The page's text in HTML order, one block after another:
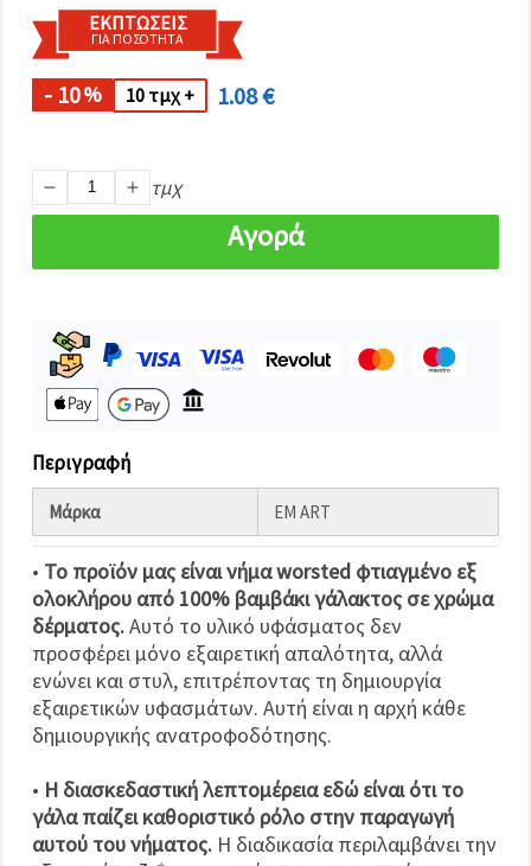
cookies
κάνοντας
κλικ στον
καθορίστε
επιλέγοντας
κουμπί
Αποθήκευση.
Αποδέχομαι
Ρυθμίσεις
ΕΚΠΤΏΣΕΙΣ
ΓΙΑ ΠΟΣΌΤΗΤΑ
- 10% 10 τμχ + 1.08 €
τμχ
Αγορά
Περιγραφή
Μάρκα EM ART
• Το προϊόν μας είναι νήμα worsted φτιαγμένο εξ
ολοκλήρου από 100% βαμβάκι γάλακτος σε χρώμα
δέρματος.Αυτό το υλικό υφάσματος δεν
προσφέρει μόνο εξαιρετική απαλότητα, αλλά
ενώνει και στυλ, επιτρέποντας τη δημιουργία
εξαιρετικών υφασμάτων. Αυτή είναι η αρχή κάθε
δημιουργικής ανατροφοδότησης.
• Η διασκεδαστική λεπτομέρεια εδώ είναι ότι το
γάλα παίζει καθοριστικό ρόλο στην παραγωγή
αυτού του νήματος. Η διαδικασία περιλαμβάνει την